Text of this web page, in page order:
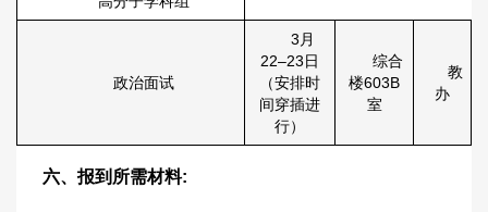
政治面试
3月
22–23日
（安排时
间穿插进
行）
综合
楼603B
室
教
办
六、报到所需材料: